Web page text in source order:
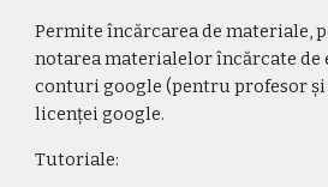
Permite încărcarea de materiale,
notarea materialelor încărcate de
conturi google (pentru profesor
licenței google.
Tutoriale: